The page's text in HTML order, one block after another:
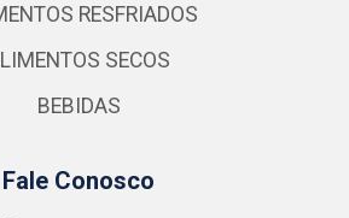
RESFRIADOS
SECOS
BEBIDAS
Fale Conosco